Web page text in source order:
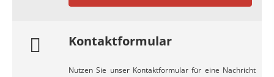
Kontaktformular
Nutzen Sie unser Kontaktformular für eine Nachricht